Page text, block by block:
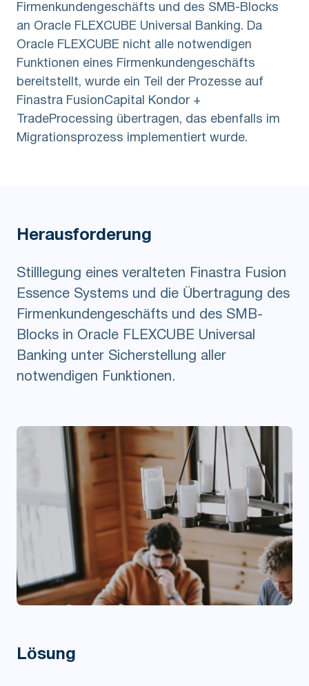
Firmenkundengeschäfts und des SMB-Blocks
an Oracle FLEXCUBE Universal Banking. Da
Oracle FLEXCUBE nicht alle notwendigen
Funktionen eines Firmenkundengeschäfts
bereitstellt, wurde ein Teil der Prozesse auf
Finastra FusionCapital Kondor +
TradeProcessing übertragen, das ebenfalls im
Migrationsprozess implementiert wurde.
Herausforderung
Stilllegung eines veralteten Finastra Fusion
Essence Systems und die Übertragung des
Firmenkundengeschäfts und des SMB-
Blocks in Oracle FLEXCUBE Universal
Banking unter Sicherstellung aller
notwendigen Funktionen.
Lösung